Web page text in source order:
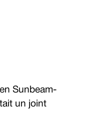
Sunbeam-
un joint